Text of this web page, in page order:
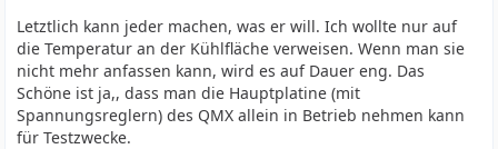
Letztlich kann jeder machen, was er will. Ich wollte nur auf
die Temperatur an der Kühlfläche verweisen. Wenn man sie
nicht mehr anfassen kann, wird es auf Dauer eng. Das
Schöne ist ja,, dass man die Hauptplatine (mit
Spannungsreglern) des QMX allein in Betrieb nehmen kann
für Testzwecke.